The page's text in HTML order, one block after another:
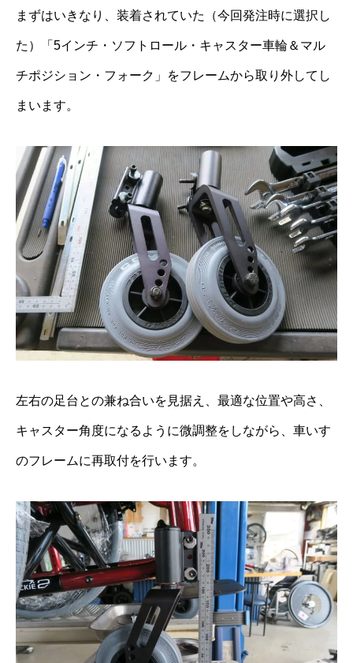
まずはいきなり、装着されていた（今回発注時に選択し
た）「5インチ・ソフトロール・キャスター車輪＆マル
チポジション・フォーク」をフレームから取り外してし
まいます。
左右の足台との兼ね合いを見据え、最適な位置や高さ、
キャスター角度になるように微調整をしながら、車いす
のフレームに再取付を行います。